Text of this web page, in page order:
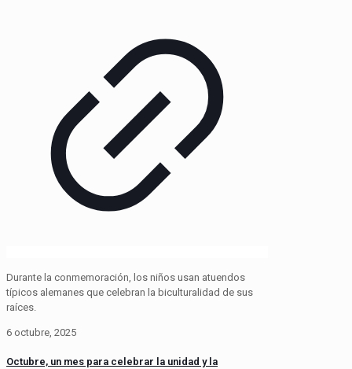
Durante la conmemoración, los niños usan atuendos
típicos alemanes que celebran la biculturalidad de sus
raíces.
6 octubre, 2025
Octubre, un mes para celebrar la unidad y la